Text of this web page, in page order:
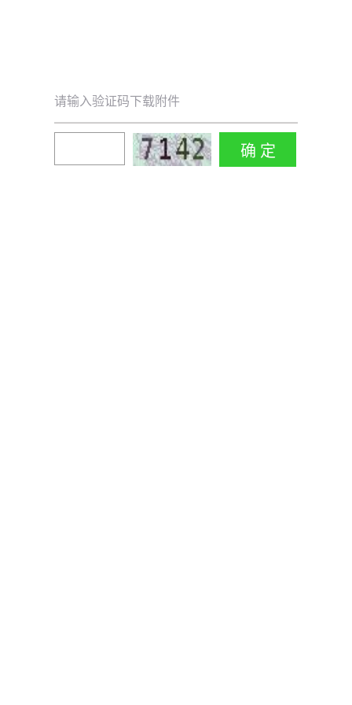
请输入验证码下载附件